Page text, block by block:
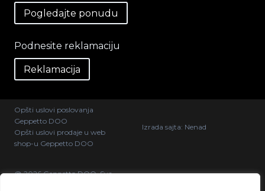
Pogledajte ponudu
Podnesite reklamaciju
Reklamacija
Opšti uslovi poslovanja
Geppetto DOO
Opšti uslovi prodaje u web
shop-u Geppetto DOO
Izrada sajta: Nenad
@ 2026 Geppetto DOO. Sva